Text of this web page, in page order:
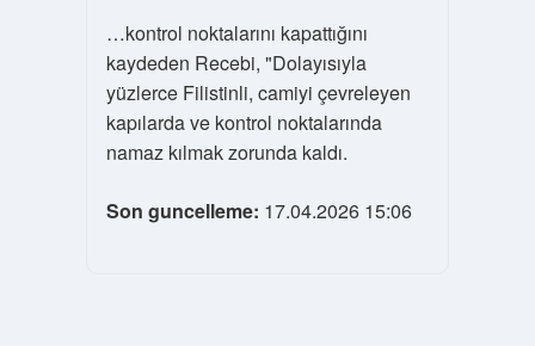
…kontrol noktalarını kapattığını
kaydeden Recebi, "Dolayısıyla
yüzlerce Filistinli, camiyi çevreleyen
kapılarda ve kontrol noktalarında
namaz kılmak zorunda kaldı.
Son guncelleme: 17.04.2026 15:06